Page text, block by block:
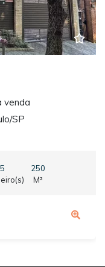
venda
SP
5
250
M²